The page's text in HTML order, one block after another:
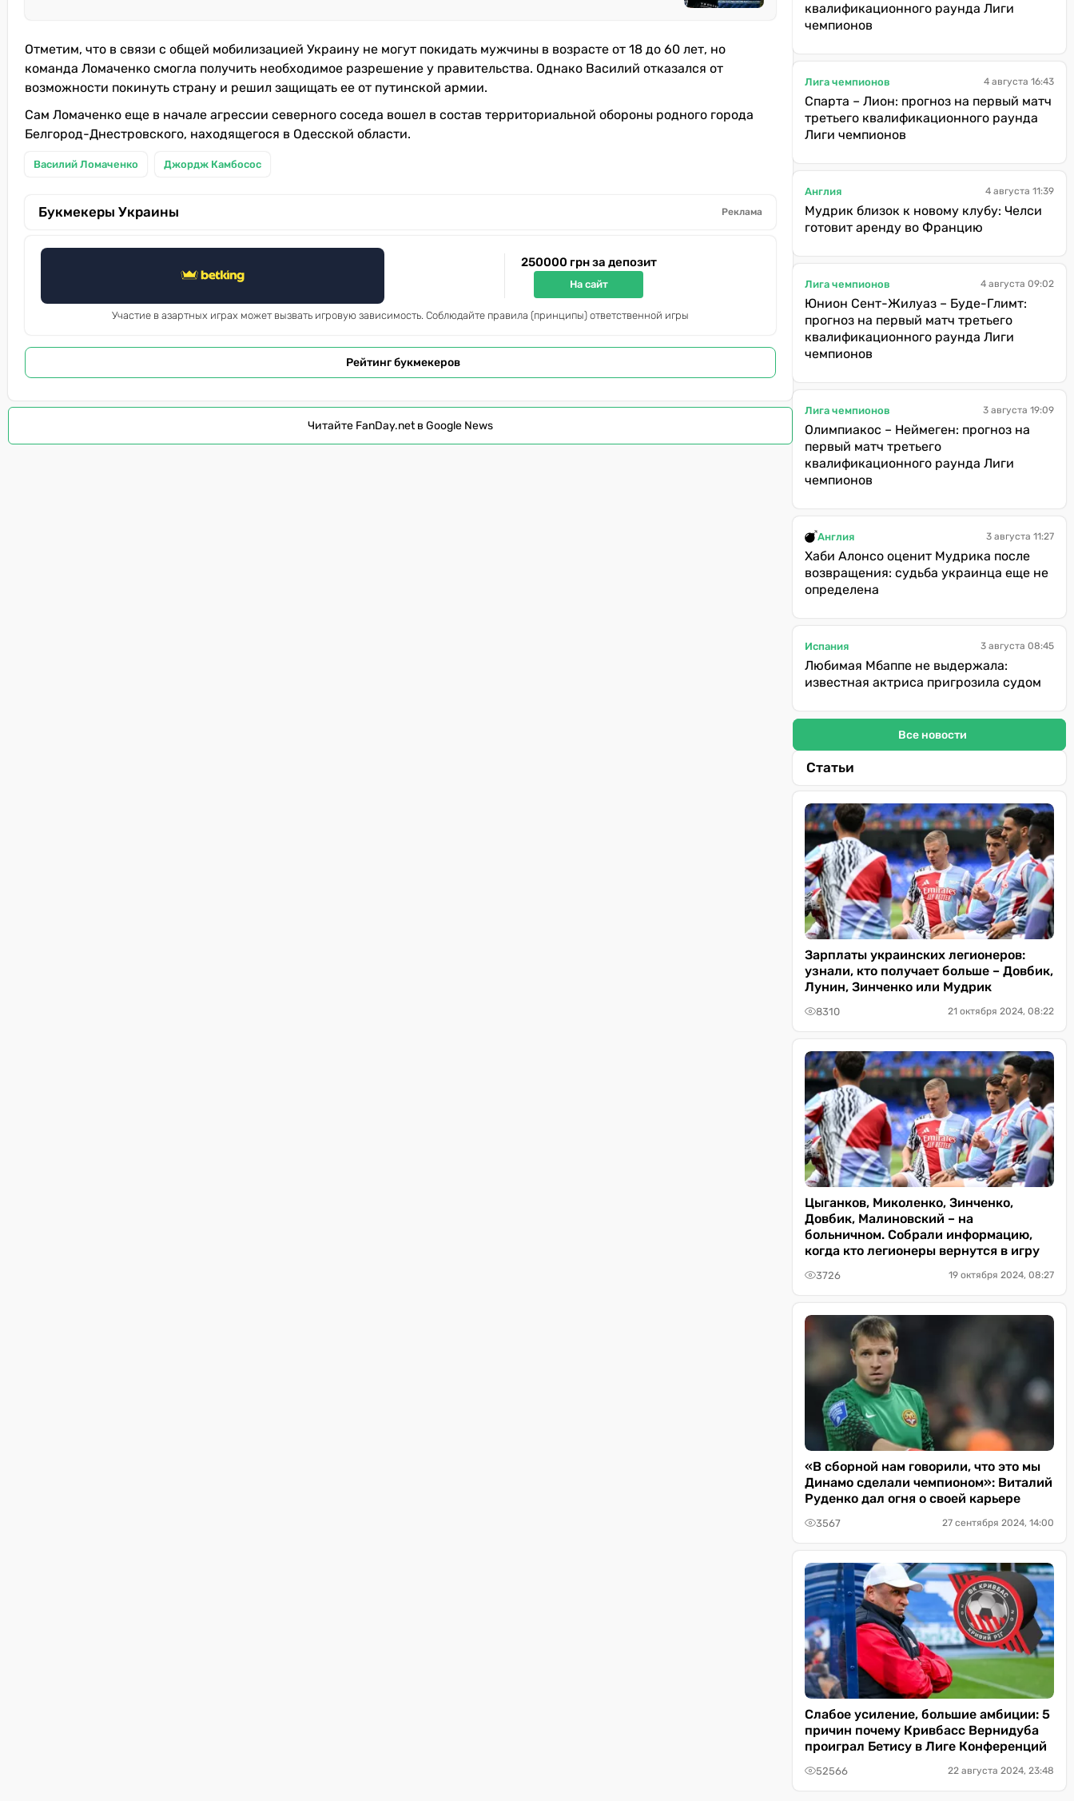
Отметим, что в связи с общей мобилизацией Украину не могут покидать мужчины в возрасте от 18 до 60 лет, но
команда Ломаченко смогла получить необходимое разрешение у правительства. Однако Василий отказался от
возможности покинуть страну и решил защищать ее от путинской армии.
Сам Ломаченко еще в начале агрессии северного соседа вошел в состав территориальной обороны родного города
Белгород-Днестровского, находящегося в Одесской области.
Василий Ломаченко Джордж Камбосос
Букмекеры Украины Реклама
250000 грн за депозит
На сайт
Участие в азартных играх может вызвать игровую зависимость. Соблюдайте правила (принципы) ответственной игры
Рейтинг букмекеров
Читайте FanDay.net в Google News
квалификационного раунда Лиги
чемпионов
Лига чемпионов 4 августа 16:43
Спарта – Лион: прогноз на первый матч
третьего квалификационного раунда
Лиги чемпионов
Англия 4 августа 11:39
Мудрик близок к новому клубу: Челси
готовит аренду во Францию
Лига чемпионов 4 августа 09:02
Юнион Сент-Жилуаз – Буде-Глимт:
прогноз на первый матч третьего
квалификационного раунда Лиги
чемпионов
Лига чемпионов 3 августа 19:09
Олимпиакос – Неймеген: прогноз на
первый матч третьего
квалификационного раунда Лиги
чемпионов
Англия 3 августа 11:27
Хаби Алонсо оценит Мудрика после
возвращения: судьба украинца еще не
определена
Испания 3 августа 08:45
Любимая Мбаппе не выдержала:
известная актриса пригрозила судом
Все новости
Статьи
Зарплаты украинских легионеров:
узнали, кто получает больше – Довбик,
Лунин, Зинченко или Мудрик
8310 21 октября 2024, 08:22
Цыганков, Миколенко, Зинченко,
Довбик, Малиновский – на
больничном. Собрали информацию,
когда кто легионеры вернутся в игру
3726 19 октября 2024, 08:27
«В сборной нам говорили, что это мы
Динамо сделали чемпионом»: Виталий
Руденко дал огня о своей карьере
3567 27 сентября 2024, 14:00
Слабое усиление, большие амбиции: 5
причин почему Кривбасс Вернидуба
проиграл Бетису в Лиге Конференций
52566 22 августа 2024, 23:48